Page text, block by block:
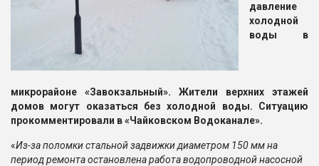
давление
холодной
воды в
микрорайоне «Завокзальный». Жители верхних этажей
домов могут оказаться без холодной воды. Ситуацию
прокомментировали в «Чайковском Водоканале».
«Из-за поломки стальной задвижки диаметром 150 мм на
период ремонта остановлена работа водопроводной насосной